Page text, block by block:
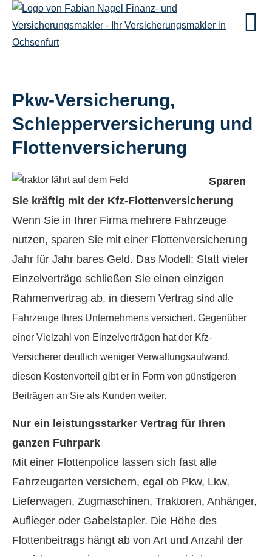
Pkw-Versicherung,
Schlepperversicherung und
Flottenversicherung
Sparen
Sie kräftig mit der Kfz-Flottenversicherung
Wenn Sie in Ihrer Firma mehrere Fahrzeuge
nutzen, sparen Sie mit einer Flottenversicherung
Jahr für Jahr bares Geld. Das Modell: Statt vieler
Einzelverträge schließen Sie einen einzigen
Rahmenvertrag ab, in diesem Vertrag sind alle
Fahrzeuge Ihres Unternehmens versichert. Gegenüber
einer Vielzahl von Einzelverträgen hat der Kfz-
Versicherer deutlich weniger Verwaltungsaufwand,
diesen Kostenvorteil gibt er in Form von günstigeren
Beiträgen an Sie als Kunden weiter.
Nur ein leistungsstarker Vertrag für Ihren
ganzen Fuhrpark
Mit einer Flottenpolice lassen sich fast alle
Fahrzeugarten ver­sichern, egal ob Pkw, Lkw,
Lieferwagen, Zugmaschinen, Traktoren, Anhänger,
Auflieger oder Gabelstapler. Die Höhe des
Flottenbeitrags hängt ab von Art und Anzahl der